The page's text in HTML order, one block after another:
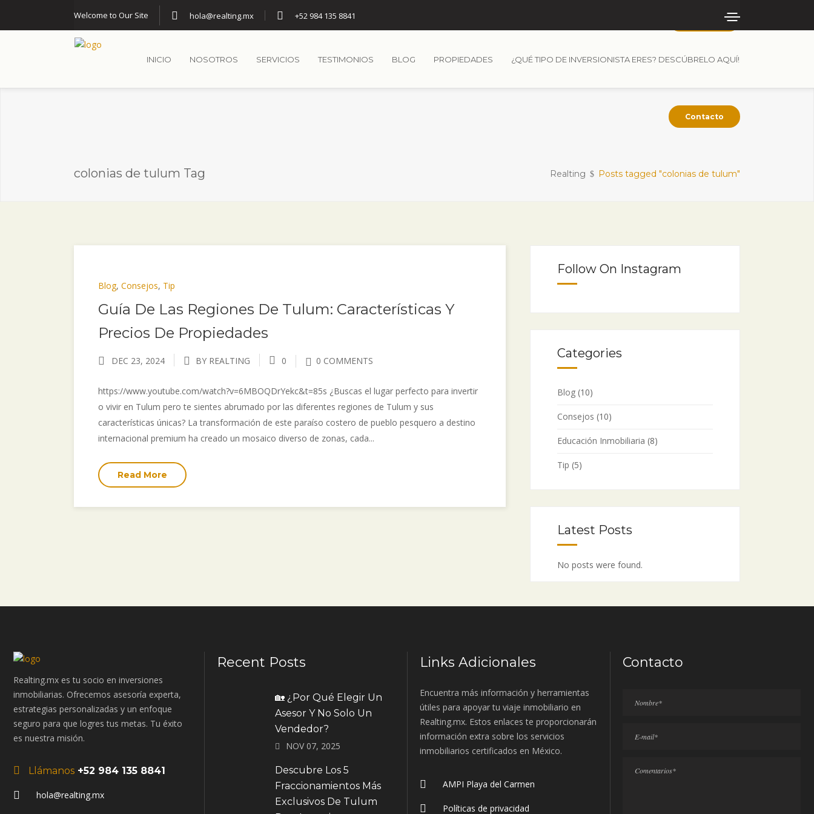
Welcome to Our Site hola@realting.mx +52 984 135 8841
INICIO NOSOTROS SERVICIOS TESTIMONIOS BLOG PROPIEDADES ¿QUÉ TIPO DE INVERSIONISTA ERES? DESCÚBRELO AQUÍ!
Contacto
colonias de tulum Tag Realting Posts tagged "colonias de tulum"
Blog, Consejos, Tip
Guía De Las Regiones De Tulum: Características Y
Precios De Propiedades
DEC 23, 2024 BY REALTING 0 0 COMMENTS
https://www.youtube.com/watch?v=6MBOQDrYekc&t=85s ¿Buscas el lugar perfecto para invertir
o vivir en Tulum pero te sientes abrumado por las diferentes regiones de Tulum y sus
características únicas? La transformación de este paraíso costero de pueblo pesquero a destino
internacional premium ha creado un mosaico diverso de zonas, cada...
Read More
Follow On Instagram
Categories
Blog (10)
Consejos (10)
Educación Inmobiliaria (8)
Tip (5)
Latest Posts
No posts were found.
Realting.mx es tu socio en inversiones
inmobiliarias. Ofrecemos asesoría experta,
estrategias personalizadas y un enfoque
seguro para que logres tus metas. Tu éxito
es nuestra misión.
Llámanos +52 984 135 8841
hola@realting.mx
Recent Posts
🏡 ¿Por Qué Elegir Un
Asesor Y No Solo Un
Vendedor?
NOV 07, 2025
Descubre Los 5
Fraccionamientos Más
Exclusivos De Tulum
Links Adicionales
Encuentra más información y herramientas
útiles para apoyar tu viaje inmobiliario en
Realting.mx. Estos enlaces te proporcionarán
información extra sobre los servicios
inmobiliarios certificados en México.
AMPI Playa del Carmen
Políticas de privacidad
Contacto